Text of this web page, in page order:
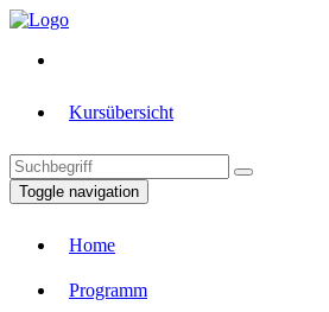
Kursübersicht
Toggle navigation
Home
Programm